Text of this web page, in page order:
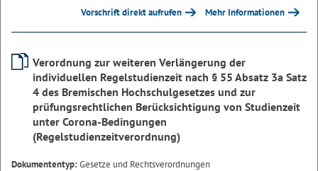
Vorschrift direkt aufrufen Mehr Informationen
Verordnung zur weiteren Verlängerung der
individuellen Regelstudienzeit nach § 55 Absatz 3a Satz
4 des Bremischen Hochschulgesetzes und zur
prüfungsrechtlichen Berücksichtigung von Studienzeit
unter Corona-Bedingungen
(Regelstudienzeitverordnung)
Dokumententyp:Gesetze und Rechtsverordnungen